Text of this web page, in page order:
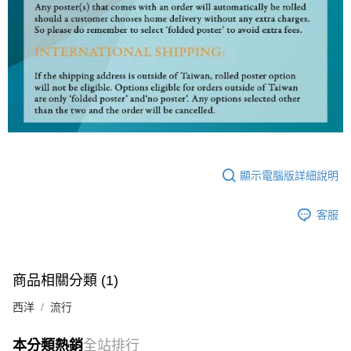
顯示電腦版詳細說明
客服
商品相關分類 (1)
西洋 流行
本分類熱銷全站排行